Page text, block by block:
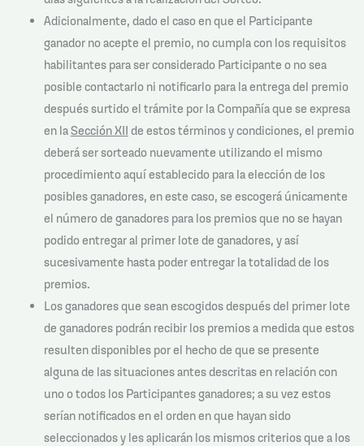
Adicionalmente, dado el caso en que el Participante
ganador no acepte el premio, no cumpla con los requisitos
habilitantes para ser considerado Participante o no sea
posible contactarlo ni notificarlo para la entrega del premio
después surtido el trámite por la Compañía que se expresa
en laSección XII de estos términos y condiciones, el premio
deberá ser sorteado nuevamente utilizando el mismo
procedimiento aquí establecido para la elección de los
posibles ganadores, en este caso, se escogerá únicamente
el número de ganadores para los premios que no se hayan
podido entregar al primer lote de ganadores, y así
sucesivamente hasta poder entregar la totalidad de los
premios.
Los ganadores que sean escogidos después del primer lote
de ganadores podrán recibir los premios a medida que estos
resulten disponibles por el hecho de que se presente
alguna de las situaciones antes descritas en relación con
uno o todos los Participantes ganadores; a su vez estos
serían notificados en el orden en que hayan sido
seleccionados y les aplicarán los mismos criterios que a los